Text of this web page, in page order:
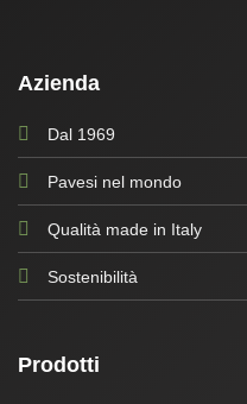
Azienda
Dal 1969
Pavesi nel mondo
Qualità made in Italy
Sostenibilità
Prodotti